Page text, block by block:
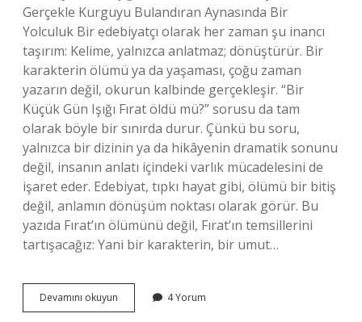
Gerçekle Kurguyu Bulandıran Aynasında Bir
Yolculuk Bir edebiyatçı olarak her zaman şu inancı
taşırım: Kelime, yalnızca anlatmaz; dönüştürür. Bir
karakterin ölümü ya da yaşaması, çoğu zaman
yazarın değil, okurun kalbinde gerçekleşir. “Bir
Küçük Gün Işığı Fırat öldü mü?” sorusu da tam
olarak böyle bir sınırda durur. Çünkü bu soru,
yalnızca bir dizinin ya da hikâyenin dramatik sonunu
değil, insanın anlatı içindeki varlık mücadelesini de
işaret eder. Edebiyat, tıpkı hayat gibi, ölümü bir bitiş
değil, anlamın dönüşüm noktası olarak görür. Bu
yazıda Fırat’ın ölümünü değil, Fırat’ın temsillerini
tartışacağız: Yani bir karakterin, bir umut…
Devamını okuyun
Küçük
4 Yorum